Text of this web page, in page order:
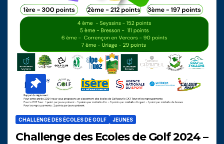
CHALLENGE DES ÉCOLES DE GOLF JEUNES
Challenge des Ecoles de Golf 2024 –